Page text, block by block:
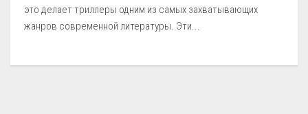
это делает триллеры одним из самых захватывающих
жанров современной литературы. Эти...